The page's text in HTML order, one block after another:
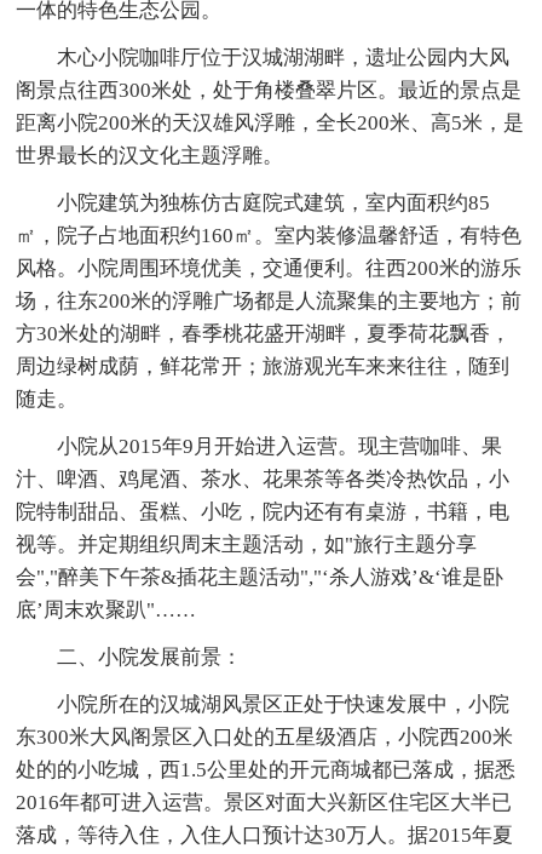
一体的特色生态公园。
木心小院咖啡厅位于汉城湖湖畔，遗址公园内大风
阁景点往西300米处，处于角楼叠翠片区。最近的景点是
距离小院200米的天汉雄风浮雕，全长200米、高5米，是
世界最长的汉文化主题浮雕。
小院建筑为独栋仿古庭院式建筑，室内面积约85
㎡，院子占地面积约160㎡。室内装修温馨舒适，有特色
风格。小院周围环境优美，交通便利。往西200米的游乐
场，往东200米的浮雕广场都是人流聚集的主要地方；前
方30米处的湖畔，春季桃花盛开湖畔，夏季荷花飘香，
周边绿树成荫，鲜花常开；旅游观光车来来往往，随到
随走。
小院从2015年9月开始进入运营。现主营咖啡、果
汁、啤酒、鸡尾酒、茶水、花果茶等各类冷热饮品，小
院特制甜品、蛋糕、小吃，院内还有有桌游，书籍，电
视等。并定期组织周末主题活动，如"旅行主题分享
会","醉美下午茶&插花主题活动","‘杀人游戏’&‘谁是卧
底’周末欢聚趴"……
二、小院发展前景：
小院所在的汉城湖风景区正处于快速发展中，小院
东300米大风阁景区入口处的五星级酒店，小院西200米
处的的小吃城，西1.5公里处的开元商城都已落成，据悉
2016年都可进入运营。景区对面大兴新区住宅区大半已
落成，等待入住，入住人口预计达30万人。据2015年夏